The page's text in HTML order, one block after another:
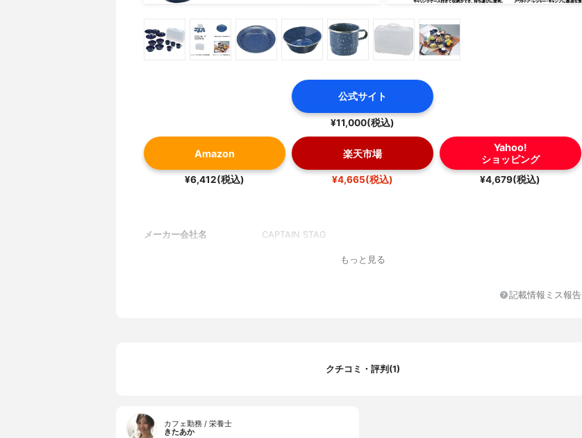
公式サイト
¥11,000(税込)
Amazon
¥6,412(税込)
楽天市場
¥4,665(税込)
Yahoo!
ショッピング
¥4,679(税込)
メーカー会社名 CAPTAIN STAG
もっと見る
記載情報ミス報告
クチコミ・評判(1)
カフェ勤務 / 栄養士
きたあか